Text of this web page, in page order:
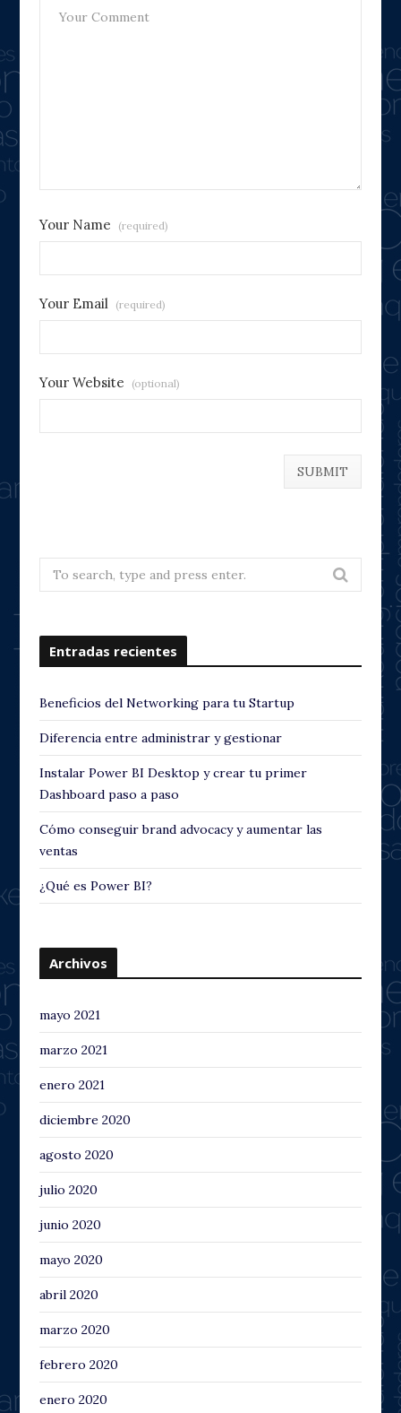
Your Name (required)
Your Email (required)
Your Website (optional)
Search
for:
Entradas recientes
Beneficios del Networking para tu Startup
Diferencia entre administrar y gestionar
Instalar Power BI Desktop y crear tu primer
Dashboard paso a paso
Cómo conseguir brand advocacy y aumentar las
ventas
¿Qué es Power BI?
Archivos
mayo 2021
marzo 2021
enero 2021
diciembre 2020
agosto 2020
julio 2020
junio 2020
mayo 2020
abril 2020
marzo 2020
febrero 2020
enero 2020